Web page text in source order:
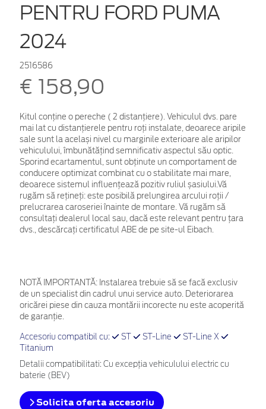
PENTRU FORD PUMA
2024
2516586
€ 158,90
Kitul conține o pereche ( 2 distanțiere). Vehiculul dvs. pare
mai lat cu distanțierele pentru roți instalate, deoarece aripile
sale sunt la același nivel cu marginile exterioare ale aripilor
vehiculului, îmbunătățind semnificativ aspectul său optic.
Sporind ecartamentul, sunt obținute un comportament de
conducere optimizat combinat cu o stabilitate mai mare,
deoarece sistemul influențează pozitiv ruliul șasiului.Vă
rugăm să rețineți: este posibilă prelungirea arcului roții /
prelucrarea caroseriei înainte de montare. Vă rugăm să
consultați dealerul local sau, dacă este relevant pentru țara
dvs., descărcați certificatul ABE de pe site-ul Eibach.
NOTĂ IMPORTANTĂ: Instalarea trebuie să se facă exclusiv
de un specialist din cadrul unui service auto. Deteriorarea
oricărei piese din cauza montării incorecte nu este acoperită
de garanţie.
Accesoriu compatibil cu: ST ST-Line
ST-Line X
Titanium
Detalii compatibilitati: Cu excepția vehiculului electric cu
baterie (BEV)
Solicita oferta accesoriu